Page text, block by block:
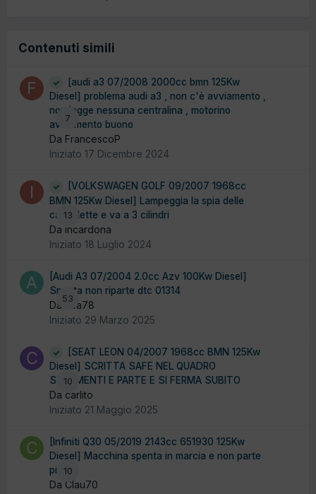
Contenuti simili
7
[audi a3 07/2008 2000cc bmn 125Kw
Diesel] problema audi a3 , non c'è avviamento ,
non legge nessuna centralina , motorino
avviamento buono
Da FrancescoP
Iniziato 17 Dicembre 2024
13
[VOLKSWAGEN GOLF 09/2007 1968cc
BMN 125Kw Diesel] Lampeggia la spia delle
candelette e va a 3 cilindri
Da incardona
Iniziato 18 Luglio 2024
53
[Audi A3 07/2004 2.0cc Azv 100Kw Diesel]
Spenta non riparte dtc 01314
Da alfa78
Iniziato 29 Marzo 2025
10
[SEAT LEON 04/2007 1968cc BMN 125Kw
Diesel] SCRITTA SAFE NEL QUADRO
STRUMENTI E PARTE E SI FERMA SUBITO
Da carlito
Iniziato 21 Maggio 2025
10
[Infiniti Q30 05/2019 2143cc 651930 125Kw
Diesel] Macchina spenta in marcia e non parte
piu
Da Clau70